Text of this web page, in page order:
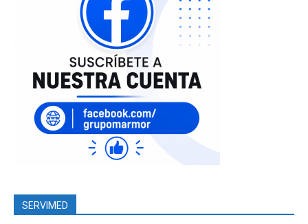
SERVIMED